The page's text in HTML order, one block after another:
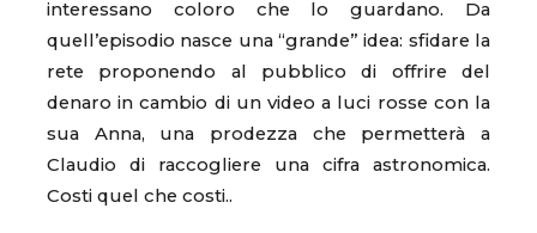
interessano coloro che lo guardano. Da
quell’episodio nasce una “grande” idea: sfidare la
rete proponendo al pubblico di offrire del
denaro in cambio di un video a luci rosse con la
sua Anna, una prodezza che permetterà a
Claudio di raccogliere una cifra astronomica.
Costi quel che costi..